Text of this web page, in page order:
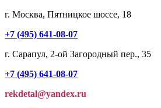
г. Москва, Пятницкое шоссе, 18
+7 (495) 641-08-07
г. Сарапул, 2-ой Загородный пер., 35
+7 (495) 641-08-07
rekdetal@yandex.ru